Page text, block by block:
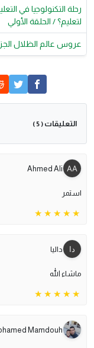
رحلة التكنولوجيا في
لتعليم؟ / الحلقة الأولي
عروس عالم الظلال
التعليقات ( 5 )
Ahmed Ali
استمر
داليا
ماشاء الله
Mamdouh